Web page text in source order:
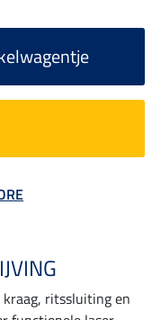
ritssluiting en